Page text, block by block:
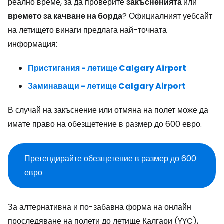
времето за качване на борда? Официалният уебсайт
на летището винаги предлага най-точната
информация:
Пристигания - летище Calgary Airport
Заминаващи - летище Calgary Airport
В случай на закъснение или отмяна на полет може да
имате право на обезщетение в размер до 600 евро.
Претендирайте обезщетение в размер до 600
евро
За алтернативна и по-забавна форма на онлайн
проследяване на полети до летище Калгари (YYC),